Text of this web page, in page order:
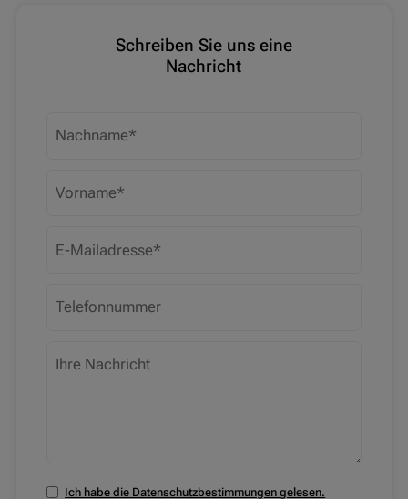
Schreiben Sie uns eine
Nachricht
Ich habe die Datenschutzbestimmungen gelesen.